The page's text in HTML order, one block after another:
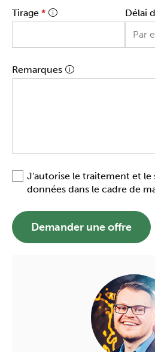
Tirage * Délai
Remarques
J'autorise le traitement et le
données dans le cadre de
Demander une offre